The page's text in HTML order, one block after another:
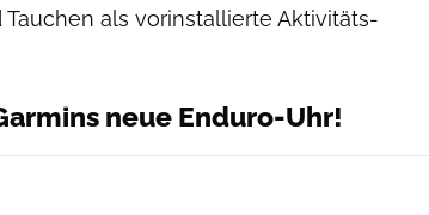
als vorinstallierte Aktivitäts-
neue Enduro-Uhr!